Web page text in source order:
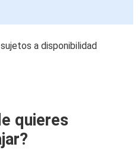
a disponibilidad
quieres